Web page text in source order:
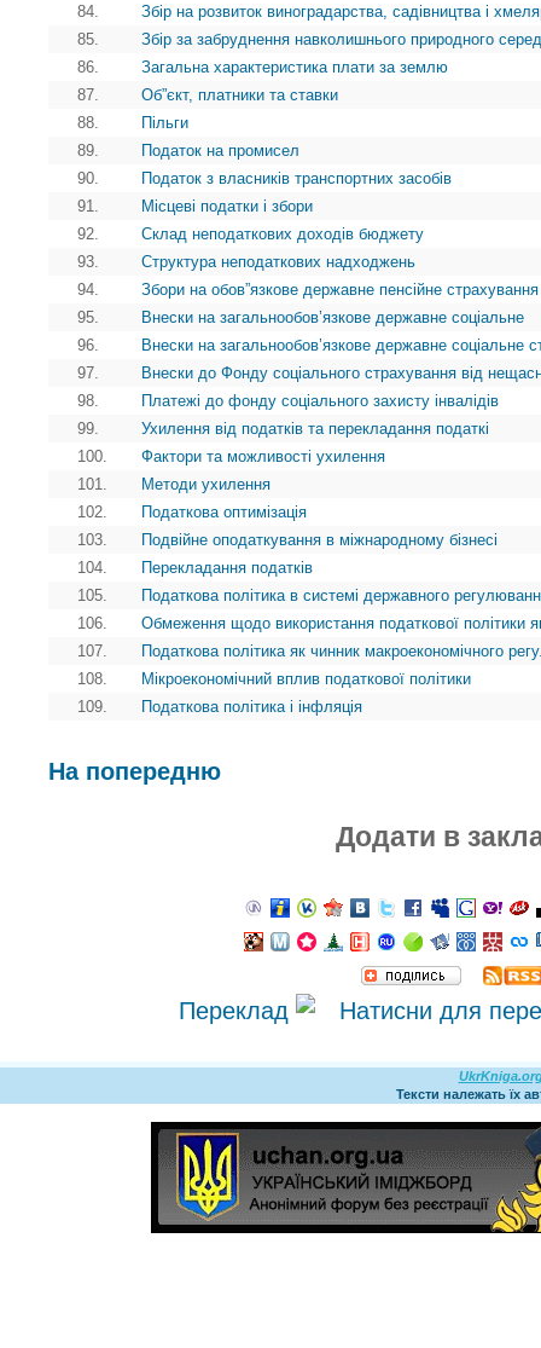
84.
Збір на розвиток виноградарства, садівництва і
85.
Збір за забруднення навколишнього природного
86.
Загальна характеристика плати за землю
87.
Об”єкт, платники та ставки
88.
Пільги
89.
Податок на промисел
90.
Податок з власників транспортних засобів
91.
Місцеві податки і збори
92.
Склад неподаткових доходів бюджету
93.
Структура неподаткових надходжень
94.
Збори на обов”язкове державне пенсійне страхування
95.
Внески на загальнообов’язкове державне соціальне
96.
Внески на загальнообов’язкове державне соціальне
97.
Внески до Фонду соціального страхування від
98.
Платежі до фонду соціального захисту інвалідів
99.
Ухилення від податків та перекладання податкі
100.
Фактори та можливості ухилення
101.
Методи ухилення
102.
Податкова оптимізація
103.
Подвійне оподаткування в міжнародному бізнесі
104.
Перекладання податків
105.
Податкова політика в системі державного
106.
Обмеження щодо використання податкової політики
107.
Податкова політика як чинник макроекономічного
108.
Мікроекономічний вплив податкової політики
109.
Податкова політика і інфляція
На попередню
Додати в
Переклад
Тексти належать їх